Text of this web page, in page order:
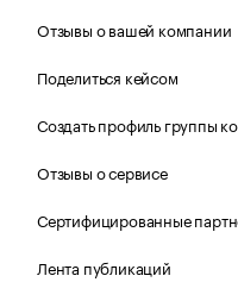
Отзывы о вашей компании
Поделиться кейсом
Создать профиль группы
Отзывы о сервисе
Сертифицированные
Лента публикаций